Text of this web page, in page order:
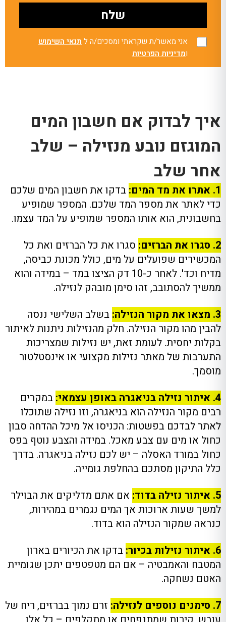
אני מאשר/ת שקראתי ומסכים/ה ל תנאי השימוש
ומדיניות הפרטיות
איך לבדוק אם חשבון המים
המוגזם נובע מנזילה – שלב
אחר שלב
1. אתרו את מד המים:
בדקו את חשבון המים שלכם
כדי לאתר את מספר המד שלכם. המספר שמופיע
בחשבונית, הוא אותו המספר שמופיע על המד עצמו.
2. סגרו את הברזים:
סגרו את כל הברזים ואת כל
המכשירים שפועלים על מים, כולל מכונת כביסה,
מדיח וכד'. לאחר כ-10 דק הציצו במד – במידה והוא
ממשיך להסתובב, זהו סימן מובהק לנזילה.
3. מצאו את מקור הנזילה:
בשלב השלישי ננסה
להבין מהו מקור הנזילה. חלק מהנזילות ניתנות לאיתור
בקלות יחסית. לעומת זאת, יש נזילות שמצריכות
התערבות של מאתר נזילות מקצועי או אינסטלטור
מוסמך.
4. איתור נזילה בניאגרה באופן עצמאי:
במקרים
רבים מקור הנזילה הוא בניאגרה, וזו נזילה שתוכלו
לאתר לבדכם בפשטות: הכניסו אל מיכל ההדחה סבון
כחול או מים עם צבע מאכל. במידה והצבע נוטף בפס
כחול במורד האסלה – יש לכם נזילה בניאגרה. בדרך
כלל התיקון מסתכם בהחלפת גומייה.
5. איתור נזילה בדוד:
אם אתם מדליקים את הבוילר
למשך שעות ארוכות אך המים נגמרים במהירות,
כנראה שמקור הנזילה הוא בדוד.
6. איתור נזילות בכיור:
בדקו את הכיורים בארון
המטבח והאמבטיה – אם הם מטפטפים יתכן שגומיית
האטם נשחקה.
7. סימנים נוספים לנזילה:
זרם נמוך בברזים, ריח של